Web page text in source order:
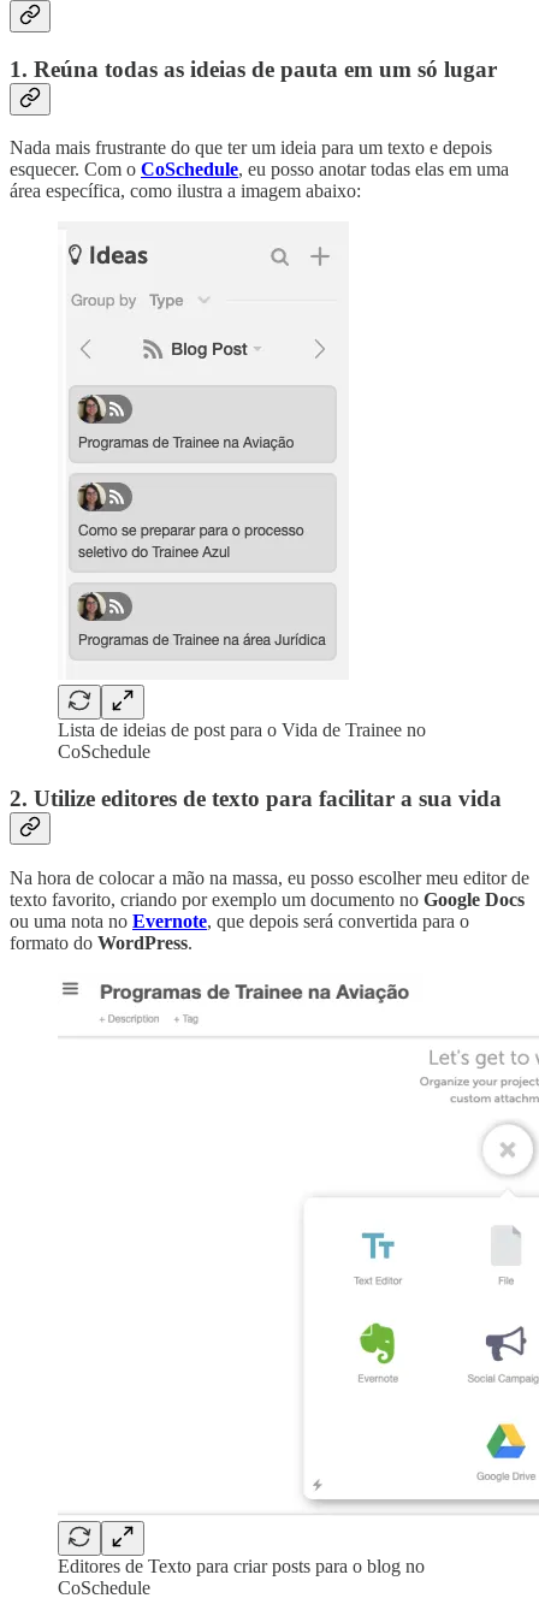
1. Reúna todas as ideias de pauta em um só lugar
Nada mais frustrante do que ter um ideia para um texto e depois
esquecer. Com o CoSchedule, eu posso anotar todas elas em uma
área específica, como ilustra a imagem abaixo:
Lista de ideias de post para o Vida de Trainee no
CoSchedule
2. Utilize editores de texto para facilitar a sua vida
Na hora de colocar a mão na massa, eu posso escolher meu editor de
texto favorito, criando por exemplo um documento no Google Docs
ou uma nota no Evernote, que depois será convertida para o
formato do WordPress.
Editores de Texto para criar posts para o blog no
CoSchedule